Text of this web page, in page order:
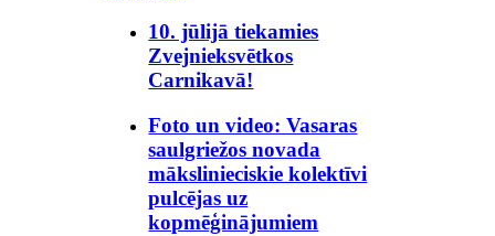
10. jūlijā tiekamies
Zvejnieksvētkos
Carnikavā!
Foto un video: Vasaras
saulgriežos novada
mākslinieciskie kolektīvi
pulcējas uz
kopmēģinājumiem